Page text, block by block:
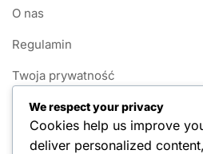
O nas
Regulamin
Twoja prywatność
Nawiąż kontakt
Polityka plików cookie
We respect your privacy
Cookies help us improve
deliver personalized